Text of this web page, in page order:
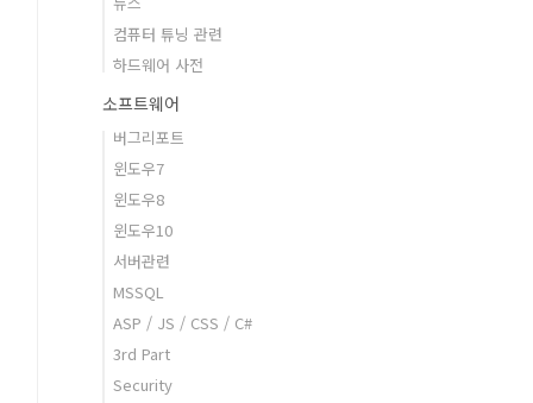
컴퓨터 튜닝 관련
하드웨어 사전
소프트웨어
버그리포트
윈도우7
윈도우8
윈도우10
서버관련
MSSQL
ASP / JS / CSS / C#
3rd Part
Security